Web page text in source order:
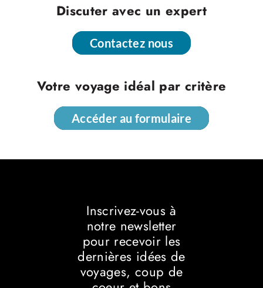
Discuter avec un expert
Contactez nous
Votre voyage idéal par critère
Accéder au formulaire
Inscrivez-vous à
notre newsletter
pour recevoir les
dernières idées de
voyages, coup de